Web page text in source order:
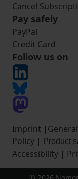
Cancel
Pay safely
PayPal
Credit Card
Follow us on
Imprint |
Policy | Product
Accessibility |